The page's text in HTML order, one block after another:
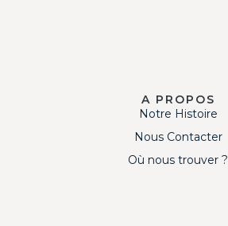
A PROPOS
Notre Histoire
Nous Contacter
Où nous trouver ?